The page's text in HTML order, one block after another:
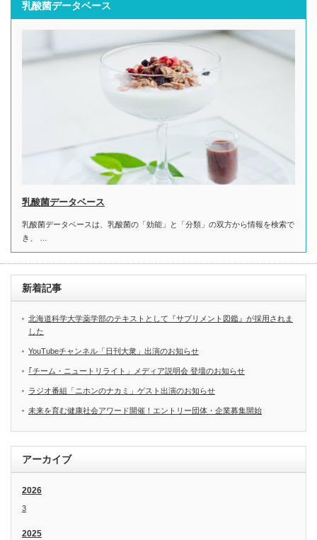
乳酸菌データベース
乳酸菌データベース
乳酸菌データベースは、乳酸菌の「効能」と「分類」の双方から情報を検索で
き、 …
新着記事
北海道科学大学薬学部のテキストとして『サプリメント図鑑』が採用されま
した
YouTubeチャンネル「日刊大衆」出演のお知らせ
｢チーム・ニュートリライト」メディア説明会 登壇のお知らせ
ラジオ番組「ニホンのナカミ」ゲスト出演のお知らせ
未来を育む健康社会アワード開催！エントリー団体・企業募集開始
アーカイブ
2026
3
2025